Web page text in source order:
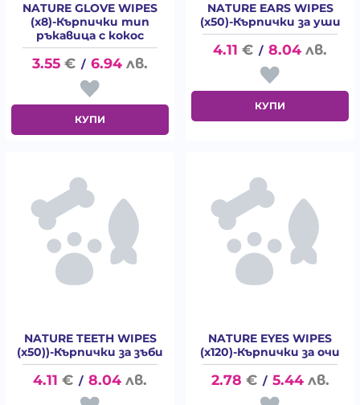
NATURE GLOVE WIPES
(x8)-Кърпички тип
ръкавица с кокос
3.55 € / 6.94 лв.
КУПИ
NATURE EARS WIPES
(x50)-Кърпички за уши
4.11 € / 8.04 лв.
КУПИ
NATURE TEETH WIPES
(x50))-Кърпички за зъби
4.11 € / 8.04 лв.
NATURE EYES WIPES
(x120)-Кърпички за очи
2.78 € / 5.44 лв.